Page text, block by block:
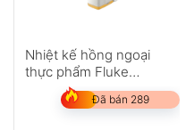
Nhiệt kế hồng ngoại
thực phẩm Fluke
FoodPro Plus
Đã bán 289